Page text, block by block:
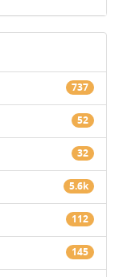
737
52
32
5.6k
112
145